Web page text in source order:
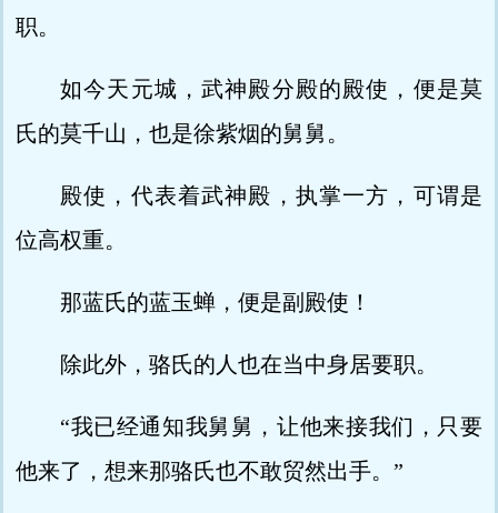
职。
如今天元城，武神殿分殿的殿使，便是莫
氏的莫千山，也是徐紫烟的舅舅。
殿使，代表着武神殿，执掌一方，可谓是
位高权重。
那蓝氏的蓝玉蝉，便是副殿使！
除此外，骆氏的人也在当中身居要职。
“我已经通知我舅舅，让他来接我们，只要
他来了，想来那骆氏也不敢贸然出手。”